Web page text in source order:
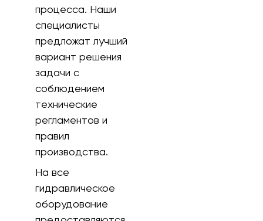
процесса. Наши
специалисты
предложат лучший
вариант решения
задачи с
соблюдением
технические
регламентов и
правил
производства.
На все
гидравлическое
оборудование